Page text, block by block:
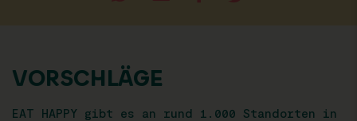
VORSCHLÄGE
EAT HAPPY gibt es an rund 1.000 Standorten in